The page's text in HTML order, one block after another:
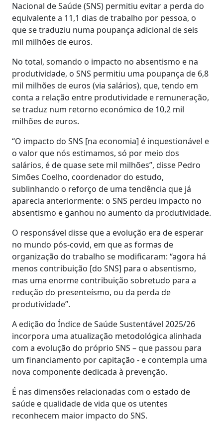
Nacional de Saúde (SNS) permitiu evitar a perda do
equivalente a 11,1 dias de trabalho por pessoa, o
que se traduziu numa poupança adicional de seis
mil milhões de euros.
No total, somando o impacto no absentismo e na
produtividade, o SNS permitiu uma poupança de 6,8
mil milhões de euros (via salários), que, tendo em
conta a relação entre produtividade e remuneração,
se traduz num retorno económico de 10,2 mil
milhões de euros.
“O impacto do SNS [na economia] é inquestionável e
o valor que nós estimamos, só por meio dos
salários, é de quase sete mil milhões”, disse Pedro
Simões Coelho, coordenador do estudo,
sublinhando o reforço de uma tendência que já
aparecia anteriormente: o SNS perdeu impacto no
absentismo e ganhou no aumento da produtividade.
O responsável disse que a evolução era de esperar
no mundo pós-covid, em que as formas de
organização do trabalho se modificaram: “agora há
menos contribuição [do SNS] para o absentismo,
mas uma enorme contribuição sobretudo para a
redução do presenteísmo, ou da perda de
produtividade”.
A edição do Índice de Saúde Sustentável 2025/26
incorpora uma atualização metodológica alinhada
com a evolução do próprio SNS – que passou para
um financiamento por capitação - e contempla uma
nova componente dedicada à prevenção.
É nas dimensões relacionadas com o estado de
saúde e qualidade de vida que os utentes
reconhecem maior impacto do SNS.